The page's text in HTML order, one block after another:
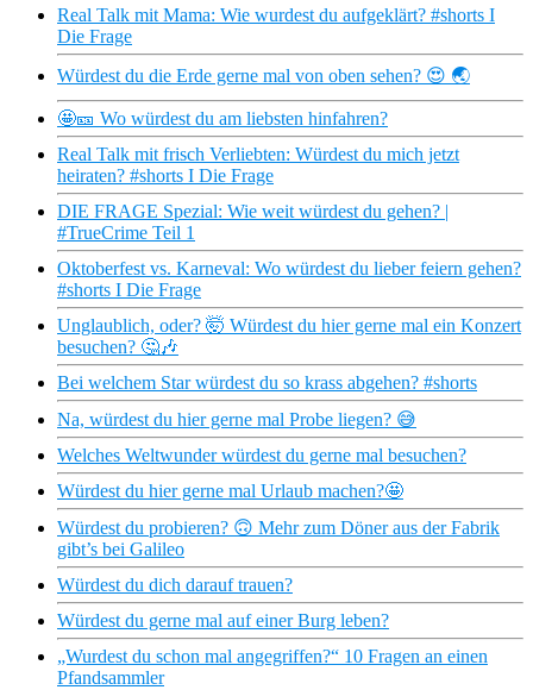
Real Talk mit Mama: Wie wurdest du aufgeklärt? #shorts I
Die Frage
Würdest du die Erde gerne mal von oben sehen? 😍 🌏
🤩🎫 Wo würdest du am liebsten hinfahren?
Real Talk mit frisch Verliebten: Würdest du mich jetzt
heiraten? #shorts I Die Frage
DIE FRAGE Spezial: Wie weit würdest du gehen? |
#TrueCrime Teil 1
Oktoberfest vs. Karneval: Wo würdest du lieber feiern gehen?
#shorts I Die Frage
Unglaublich, oder? 🤯 Würdest du hier gerne mal ein Konzert
besuchen? 🤔🎶
Bei welchem Star würdest du so krass abgehen? #shorts
Na, würdest du hier gerne mal Probe liegen? 😅
Welches Weltwunder würdest du gerne mal besuchen?
Würdest du hier gerne mal Urlaub machen?🤩
Würdest du probieren? 🙃 Mehr zum Döner aus der Fabrik
gibt’s bei Galileo
Würdest du dich darauf trauen?
Würdest du gerne mal auf einer Burg leben?
„Wurdest du schon mal angegriffen?“ 10 Fragen an einen
Pfandsammler